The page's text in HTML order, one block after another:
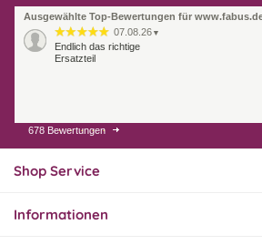
Ausgewählte Top-Bewertungen für
07.08.26 ▼
Endlich das richtige
Ersatzteil
01.08.26
Innerhalb 2 Tagen Ware
678 Bewertungen
Shop Service
Informationen